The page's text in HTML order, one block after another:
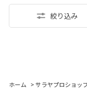
絞り込み
ホーム >サラヤプロショッ